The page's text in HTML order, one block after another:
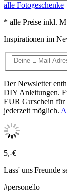
alle Fotogeschenke
* alle Preise inkl.
Inspirationen im
Der Newsletter
DIY Anleitungen.
EUR Gutschein für
jederzeit möglich.
5,-€
Lass' uns Freunde
#personello